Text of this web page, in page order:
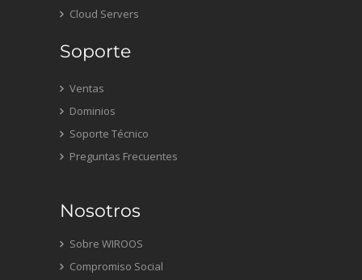
Cloud Servers
Soporte
Ventas
Dominios
Soporte Técnico
Preguntas Frecuentes
Nosotros
Sobre WIROOS
Compromiso Social